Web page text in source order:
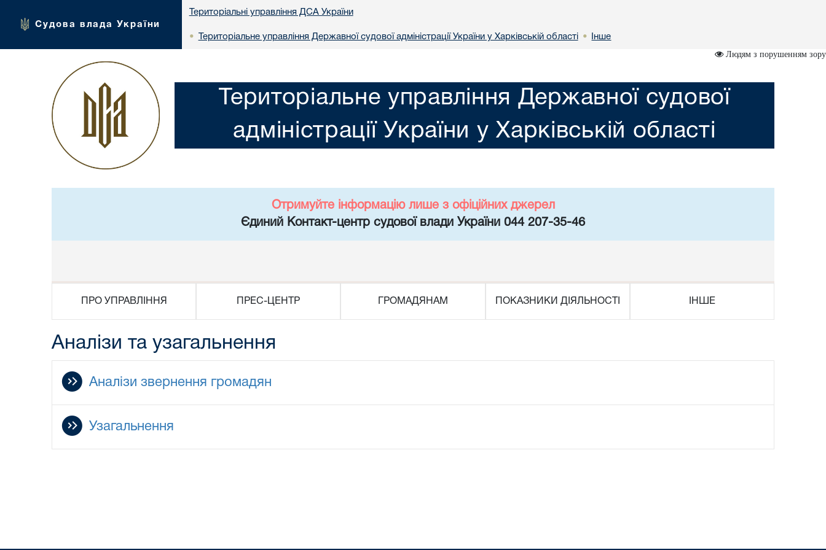
Судова влада України
Територіальні управління ДСА України
• Територіальне управління Державної судової адміністрації України у Харкiвській областi • Інше
Людям з порушенням зору
Територіальне управління Державної судової
адміністрації України у Харкiвській областi
Отримуйте інформацію лише з офіційних джерел
Єдиний Контакт-центр судової влади України 044 207-35-46
ПРО УПРАВЛІННЯ ПРЕС-ЦЕНТР ГРОМАДЯНАМ ПОКАЗНИКИ ДІЯЛЬНОСТІ ІНШЕ
Аналізи та узагальнення
Аналізи звернення громадян
Узагальнення